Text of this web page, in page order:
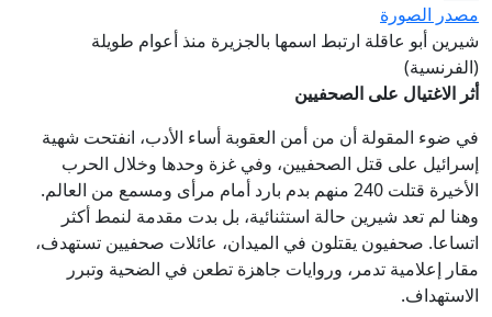
مصدر الصورة
شيرين أبو عاقلة ارتبط اسمها بالجزيرة منذ أعوام طويلة
(الفرنسية)
أثر الاغتيال على الصحفيين
في ضوء المقولة أن من أمن العقوبة أساء الأدب، انفتحت شهية
إسرائيل على قتل الصحفيين، وفي غزة وحدها وخلال الحرب
الأخيرة قتلت 240 منهم بدم بارد أمام مرأى ومسمع من العالم.
وهنا لم تعد شيرين حالة استثنائية، بل بدت مقدمة لنمط أكثر
اتساعا. صحفيون يقتلون في الميدان، عائلات صحفيين تستهدف،
مقار إعلامية تدمر، وروايات جاهزة تطعن في الضحية وتبرر
الاستهداف.